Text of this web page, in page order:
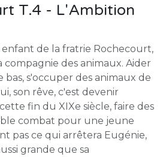
T.4 - L'Ambition
de la fratrie Rochecourt,
des animaux. Aider
bas, s'occuper des animaux de
son rêve, c'est devenir
fin du XIXe siècle, faire des
combat pour une jeune
pas ce qui arrêtera Eugénie,
grande que sa